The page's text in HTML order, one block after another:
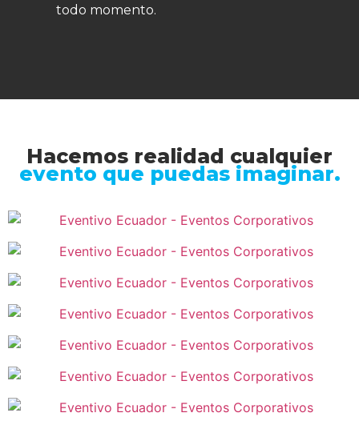
todo momento.
Hacemos realidad cualquier
evento que puedas imaginar.